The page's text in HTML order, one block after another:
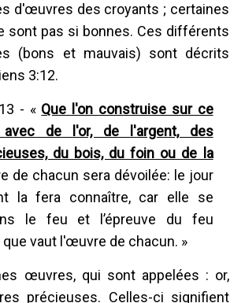
d'œuvres des croyants ; certaines
sont pas si bonnes. Ces différents
(bons et mauvais) sont décrits
3:12.
- « Que l'on construise sur ce
avec de l'or, de l'argent, des
du bois, du foin ou de la
de chacun sera dévoilée: le jour
la fera connaître, car elle se
le feu et l’épreuve du feu
que vaut l'œuvre de chacun. »
œuvres, qui sont appelées : or,
précieuses. Celles-ci signifient